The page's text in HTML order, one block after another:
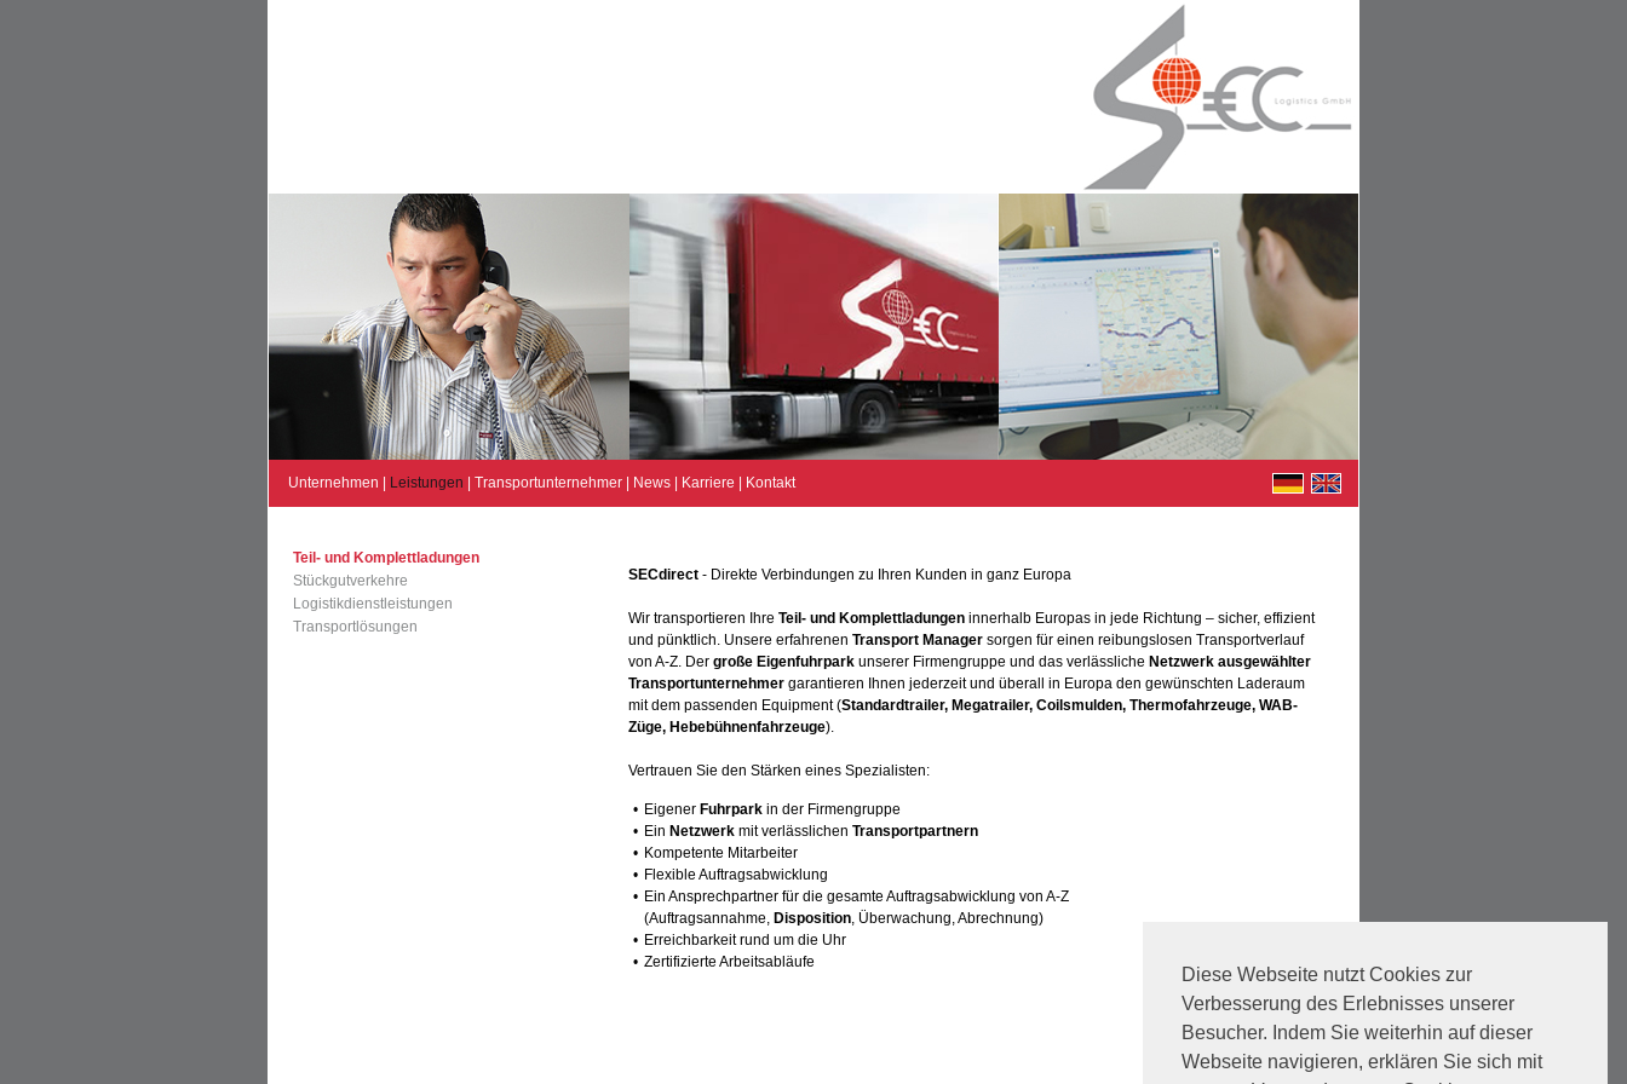
Diese Webseite nutzt Cookies zur
Verbesserung des Erlebnisses unserer
Besucher. Indem Sie weiterhin auf dieser
Webseite navigieren, erklären Sie sich mit
Unternehmen Leistungen Transportunternehmer News Karriere Kontakt
Teil- und Komplettladungen
Stückgutverkehre
Logistikdienstleistungen
Transportlösungen
SECdirect - Direkte Verbindungen zu Ihren Kunden in ganz Europa
Wir transportieren Ihre Teil- und Komplettladungen innerhalb Europas in jede Richtung – sicher, effizient
und pünktlich. Unsere erfahrenen Transport Manager sorgen für einen reibungslosen Transportverlauf
von A-Z. Der große Eigenfuhrpark unserer Firmengruppe und das verlässliche Netzwerk ausgewählter
Transportunternehmer garantieren Ihnen jederzeit und überall in Europa den gewünschten Laderaum
mit dem passenden Equipment (Standardtrailer, Megatrailer, Coilsmulden, Thermofahrzeuge, WAB-
Züge, Hebebühnenfahrzeuge).
Vertrauen Sie den Stärken eines Spezialisten:
• Eigener Fuhrpark in der Firmengruppe
• Ein Netzwerk mit verlässlichen Transportpartnern
• Kompetente Mitarbeiter
• Flexible Auftragsabwicklung
• Ein Ansprechpartner für die gesamte Auftragsabwicklung von A-Z
(Auftragsannahme, Disposition, Überwachung, Abrechnung)
• Erreichbarkeit rund um die Uhr
• Zertifizierte Arbeitsabläufe